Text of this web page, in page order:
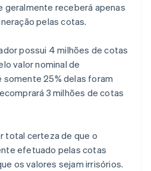
geralmente receberá apenas
pelas cotas.
possui 4 milhões de cotas
valor nominal de
somente 25% delas foram
3 milhões de cotas
total certeza de que o
efetuado pelas cotas
os valores sejam irrisórios.